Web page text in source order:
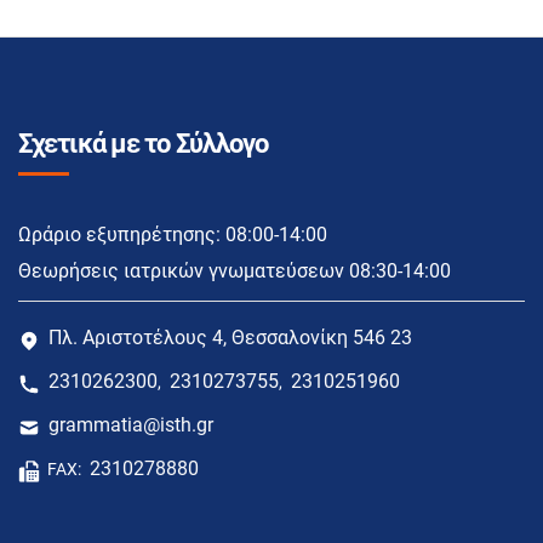
Σχετικά με το Σύλλογο
Ωράριο εξυπηρέτησης: 08:00-14:00
Θεωρήσεις ιατρικών γνωματεύσεων 08:30-14:00
Πλ. Αριστοτέλους 4, Θεσσαλονίκη 546 23
2310262300, 2310273755, 2310251960
grammatia@isth.gr
FAX: 2310278880